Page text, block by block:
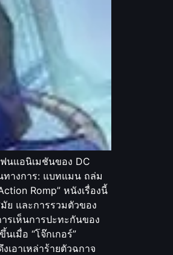
นแอนิเมชันของ DC
ทางการ: แบทแมน ถล่ม
Romp” หนังเรื่องนี้
ย และการรวมตัวของ
รเห็นการปะทะกันของ
เมื่อ “โจ๊กเกอร์”
เอาเหล่าร้ายตัวฉกาจ